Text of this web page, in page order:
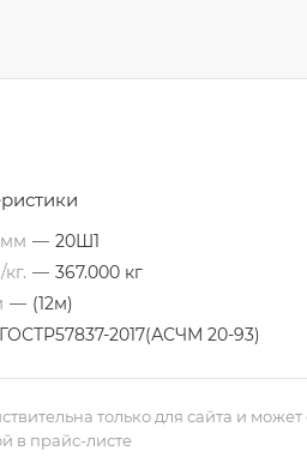
— 20Ш1
— 367.000 кг
— (12м)
ГОСТР57837-2017(АСЧМ 20-93)
только для сайта и может
в прайс-листе